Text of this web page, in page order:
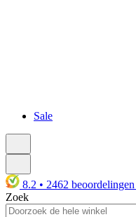
Sale
8.2 • 2462 beoordelingen
Zoek